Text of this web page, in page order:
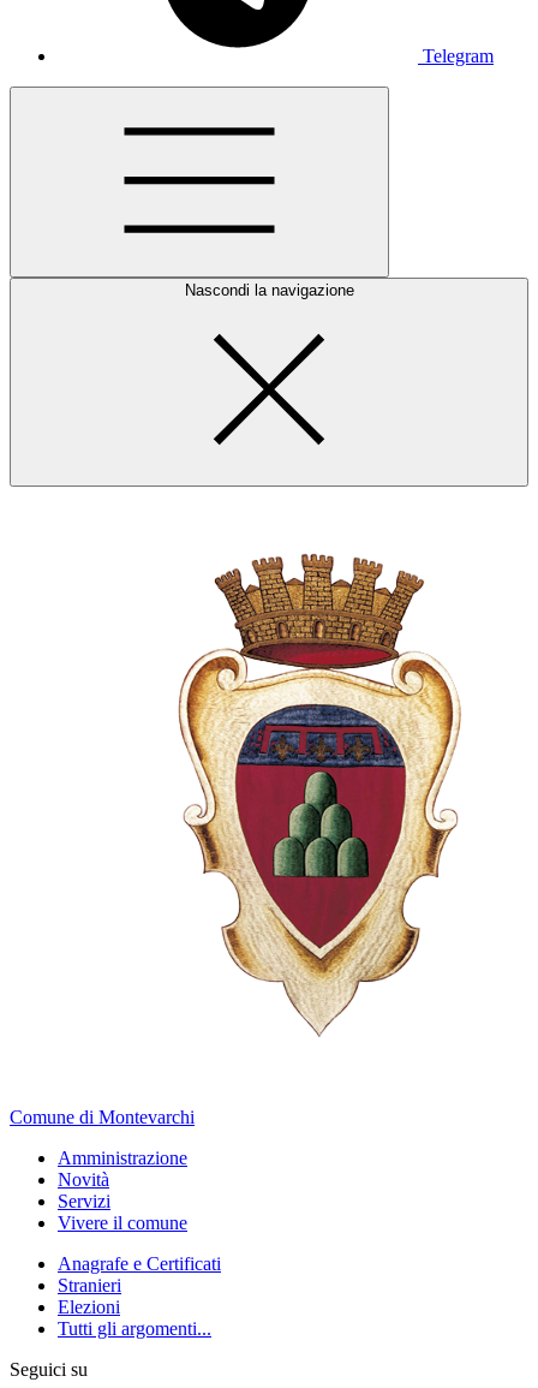
Telegram
Nascondi la navigazione
Comune di Montevarchi
Amministrazione
Novità
Servizi
Vivere il comune
Anagrafe e Certificati
Stranieri
Elezioni
Tutti gli argomenti...
Seguici su